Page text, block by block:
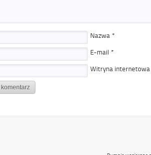
Nazwa *
E-mail *
Witryna internetowa